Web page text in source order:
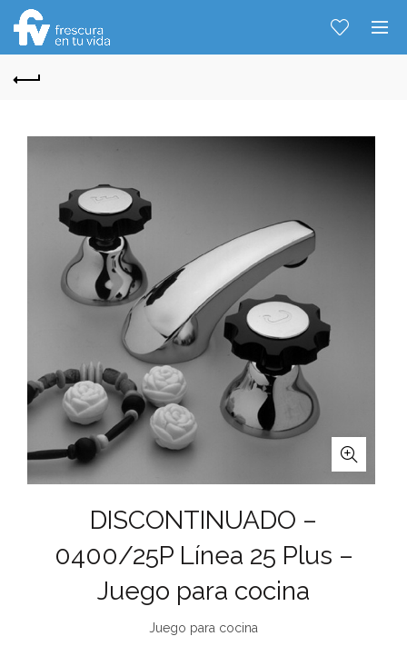
DISCONTINUADO –
0400/25P Línea 25 Plus –
Juego para cocina
Juego para cocina
Hablemos...
Solo tenes que decirme: Hola